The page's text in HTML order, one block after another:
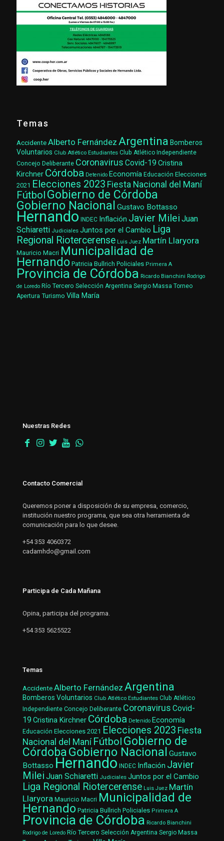
Temas
AccidenteAlberto Fernández Argentina Bomberos
Voluntarios Club Atlético Estudiantes Club Atlético Independiente
Concejo Deliberante Coronavirus Covid-19 Cristina
Kirchner Córdoba Detenido Economía Educación Elecciones
2021 Elecciones 2023 Fiesta Nacional del Maní
Fútbol Gobierno de Córdoba
Gobierno Nacional Gustavo Bottasso
Hernando INDEC Inflación Javier Milei Juan
Schiaretti Judiciales Juntos por el Cambio Liga
Regional Riotercerense Luis Juez Martín Llaryora
Mauricio Macri Municipalidad de
Hernando Patricia Bullrich Policiales Primera A
Provincia de Córdoba Ricardo Bianchini Rodrigo
de Loredo Río Tercero Selección Argentina Sergio Massa Torneo
Apertura Turismo Villa María
Nuestras Redes
Contacto Comercial
Queremos poner a disposición de su empresa, comercio,
institución nuestro programa, que sea otra herramienta de
comunicación para lo que desee.
+54 353 4060372
cadamhdo@gmail.com
Participa de Cada Mañana
Opina, participa del programa.
+54 353 5625522
Temas
AccidenteAlberto Fernández Argentina
Bomberos Voluntarios Club Atlético Estudiantes Club Atlético
Independiente Concejo Deliberante Coronavirus Covid-
19 Cristina Kirchner Córdoba Detenido Economía
Educación Elecciones 2021 Elecciones 2023 Fiesta
Nacional del Maní Fútbol Gobierno de
CórdobaGobierno Nacional Gustavo
Bottasso Hernando INDEC Inflación Javier
Milei Juan Schiaretti Judiciales Juntos por el Cambio
Liga Regional Riotercerense Luis Juez Martín
Llaryora Mauricio Macri Municipalidad de
Hernando Patricia Bullrich Policiales Primera A
Provincia de Córdoba Ricardo Bianchini
Rodrigo de Loredo Río Tercero Selección Argentina Sergio Massa